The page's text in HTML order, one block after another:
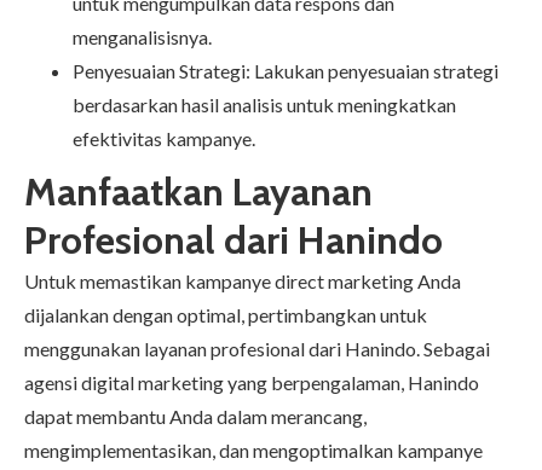
menganalisisnya.
Penyesuaian Strategi: Lakukan penyesuaian strategi
berdasarkan hasil analisis untuk meningkatkan
efektivitas kampanye.
Manfaatkan Layanan
Profesional dari Hanindo
Untuk memastikan kampanye direct marketing Anda
dijalankan dengan optimal, pertimbangkan untuk
menggunakan layanan profesional dari Hanindo. Sebagai
agensi digital marketing yang berpengalaman, Hanindo
dapat membantu Anda dalam merancang,
mengimplementasikan, dan mengoptimalkan kampanye